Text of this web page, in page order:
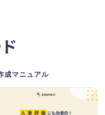
成マニュアル